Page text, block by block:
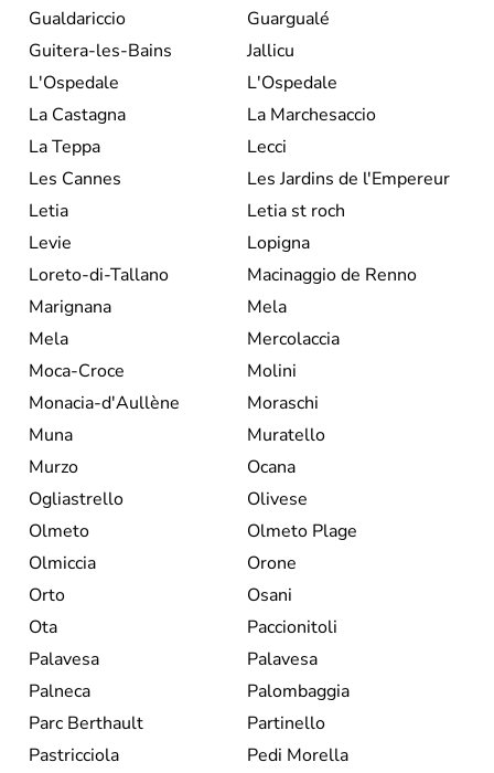
Gualdariccio
Guargualé
Guitera-les-Bains
Jallicu
L'Ospedale
L'Ospedale
La Castagna
La Marchesaccio
La Teppa
Lecci
Les Cannes
Les Jardins de l'Empereur
Letia
Letia st roch
Levie
Lopigna
Loreto-di-Tallano
Macinaggio de Renno
Marignana
Mela
Mela
Mercolaccia
Moca-Croce
Molini
Monacia-d'Aullène
Moraschi
Muna
Muratello
Murzo
Ocana
Ogliastrello
Olivese
Olmeto
Olmeto Plage
Olmiccia
Orone
Orto
Osani
Ota
Paccionitoli
Palavesa
Palavesa
Palneca
Palombaggia
Parc Berthault
Partinello
Pastricciola
Pedi Morella